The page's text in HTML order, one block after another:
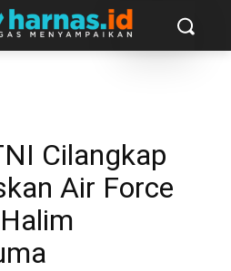
Cilangkap
Air Force